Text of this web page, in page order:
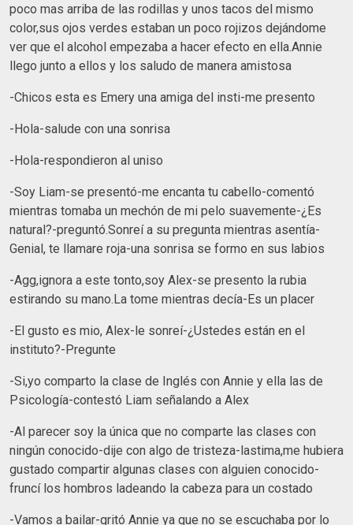
poco mas arriba de las rodillas y unos tacos del mismo
color,sus ojos verdes estaban un poco rojizos dejándome
ver que el alcohol empezaba a hacer efecto en ella.Annie
llego junto a ellos y los saludo de manera amistosa
-Chicos esta es Emery una amiga del insti-me presento
-Hola-salude con una sonrisa
-Hola-respondieron al uniso
-Soy Liam-se presentó-me encanta tu cabello-comentó
mientras tomaba un mechón de mi pelo suavemente-¿Es
natural?-preguntó.Sonreí a su pregunta mientras asentía-
Genial, te llamare roja-una sonrisa se formo en sus labios
-Agg,ignora a este tonto,soy Alex-se presento la rubia
estirando su mano.La tome mientras decía-Es un placer
-El gusto es mio, Alex-le sonreí-¿Ustedes están en el
instituto?-Pregunte
-Si,yo comparto la clase de Inglés con Annie y ella las de
Psicología-contestó Liam señalando a Alex
-Al parecer soy la única que no comparte las clases con
ningún conocido-dije con algo de tristeza-lastima,me hubiera
gustado compartir algunas clases con alguien conocido-
fruncí los hombros ladeando la cabeza para un costado
-Vamos a bailar-gritó Annie ya que no se escuchaba por lo